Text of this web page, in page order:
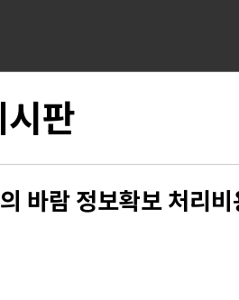
판
바람 정보확보 처리비